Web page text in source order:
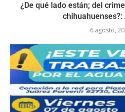
¿De qué lado están; del
6 agosto,